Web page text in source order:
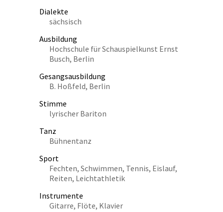
Dialekte
sächsisch
Ausbildung
Hochschule für Schauspielkunst Ernst
Busch, Berlin
Gesangsausbildung
B. Hoßfeld, Berlin
Stimme
lyrischer Bariton
Tanz
Bühnentanz
Sport
Fechten, Schwimmen, Tennis, Eislauf,
Reiten, Leichtathletik
Instrumente
Gitarre, Flöte, Klavier